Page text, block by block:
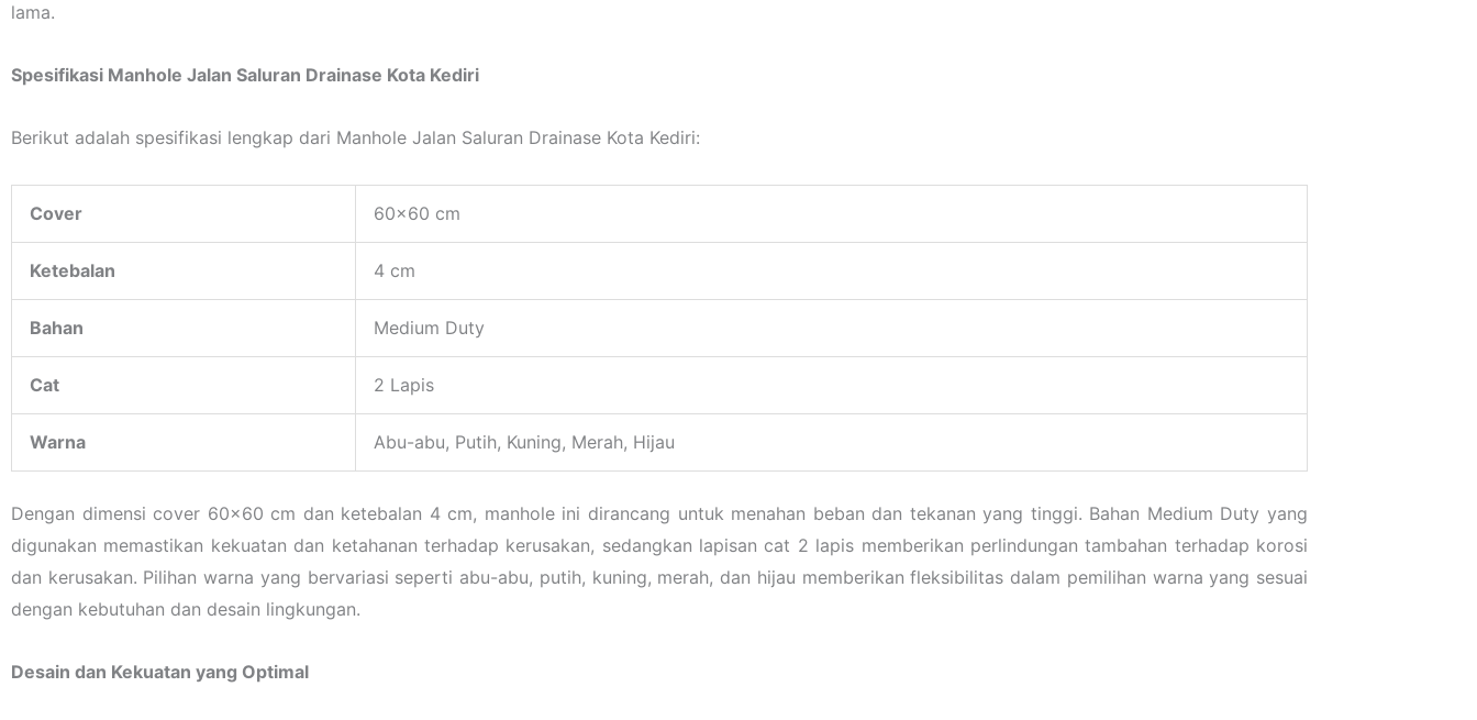
lama.
Spesifikasi Manhole Jalan Saluran Drainase Kota Kediri
Berikut adalah spesifikasi lengkap dari Manhole Jalan Saluran Drainase Kota Kediri:
Cover 60×60 cm
Ketebalan 4 cm
Bahan Medium Duty
Cat 2 Lapis
Warna Abu-abu, Putih, Kuning, Merah, Hijau
Dengan dimensi cover 60×60 cm dan ketebalan 4 cm, manhole ini dirancang untuk menahan beban dan tekanan yang tinggi. Bahan Medium Duty yang
digunakan memastikan kekuatan dan ketahanan terhadap kerusakan, sedangkan lapisan cat 2 lapis memberikan perlindungan tambahan terhadap korosi
dan kerusakan. Pilihan warna yang bervariasi seperti abu-abu, putih, kuning, merah, dan hijau memberikan fleksibilitas dalam pemilihan warna yang sesuai
dengan kebutuhan dan desain lingkungan.
Desain dan Kekuatan yang Optimal